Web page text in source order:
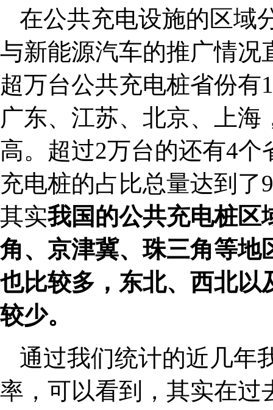
在公共充电设施的区域
与新能源汽车的推广情况
超万台公共充电桩省份有
广东、江苏、北京、上海
高。超过2万台的还有4
充电桩的占比总量达到了
其实我国的公共充电桩区
角、京津冀、珠三角等地
也比较多，东北、西北以
较少。
通过我们统计的近几年
率，可以看到，其实在过